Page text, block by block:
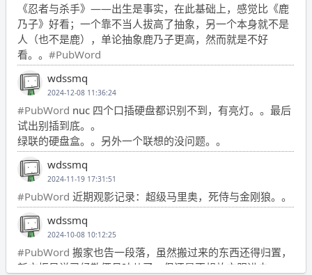
《忍者与杀手》——出生是事实，在此基础上，感觉比《鹿
乃子》好看；一个靠不当人拔高了抽象，另一个本身就不是
人（也不是鹿），单论抽象鹿乃子更高，然而就是不好
看。。 #PubWord
wdssmq
2024-12-08 11:36:24
#PubWord nuc 四个口插硬盘都识别不到，有亮灯。。最后
试出别插到底。。
绿联的硬盘盒。。另外一个联想的没问题。。
wdssmq
2024-11-19 17:31:51
#PubWord 近期观影记录：超级马里奥，死侍与金刚狼。。
wdssmq
2024-10-08 10:12:25
#PubWord 搬家也告一段落，虽然搬过来的东西还得归置，
新衣柜虽说已经散俩月味儿了，但还是不想放衣服进去。